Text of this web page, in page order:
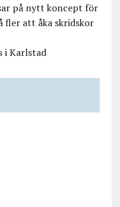
på nytt koncept för
fler att åka skridskor
Karlstad